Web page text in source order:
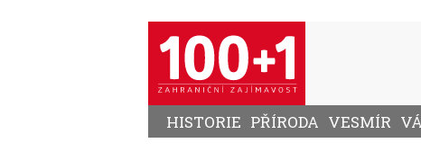
HISTORIE PŘÍRODA VESMÍR